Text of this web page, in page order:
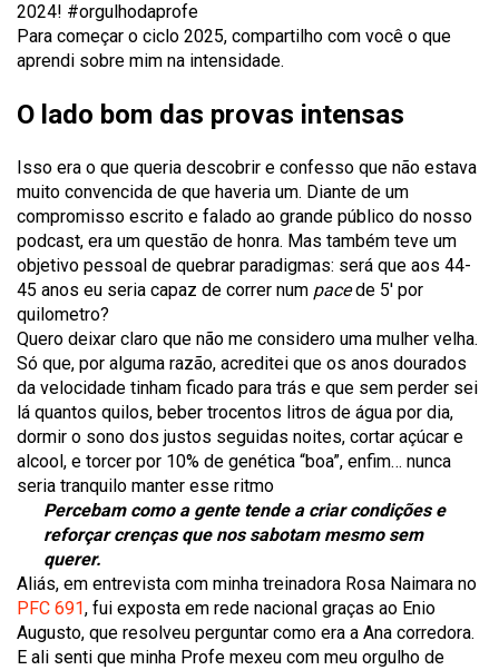
2024! #orgulhodaprofe
Para começar o ciclo 2025, compartilho com você o que
aprendi sobre mim na intensidade.
O lado bom das provas intensas
Isso era o que queria descobrir e confesso que não estava
muito convencida de que haveria um. Diante de um
compromisso escrito e falado ao grande público do nosso
podcast, era um questão de honra. Mas também teve um
objetivo pessoal de quebrar paradigmas: será que aos 44-
45 anos eu seria capaz de correr num pacede 5′ por
quilometro?
Quero deixar claro que não me considero uma mulher velha.
Só que, por alguma razão, acreditei que os anos dourados
da velocidade tinham ficado para trás e que sem perder sei
lá quantos quilos, beber trocentos litros de água por dia,
dormir o sono dos justos seguidas noites, cortar açúcar e
alcool, e torcer por 10% de genética “boa”, enfim… nunca
seria tranquilo manter esse ritmo
Percebam como a gente tende a criar condições e
reforçar crenças que nos sabotam mesmo sem
querer.
Aliás, em entrevista com minha treinadora Rosa Naimara no
PFC 691, fui exposta em rede nacional graças ao Enio
Augusto, que resolveu perguntar como era a Ana corredora.
E ali senti que minha Profe mexeu com meu orgulho de